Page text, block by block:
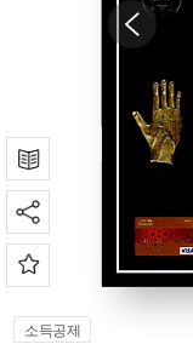
소득공제